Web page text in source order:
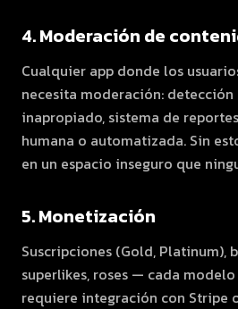
4. Moderación de
Cualquier app donde los
necesita moderación:
inapropiado, sistema de
humana o automatizada. Sin
en un espacio inseguro que
5. Monetización
Suscripciones (Gold, Platinum),
superlikes, roses — cada
requiere integración con Stripe